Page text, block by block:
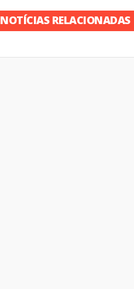
NOTÍCIAS RELACIONADAS